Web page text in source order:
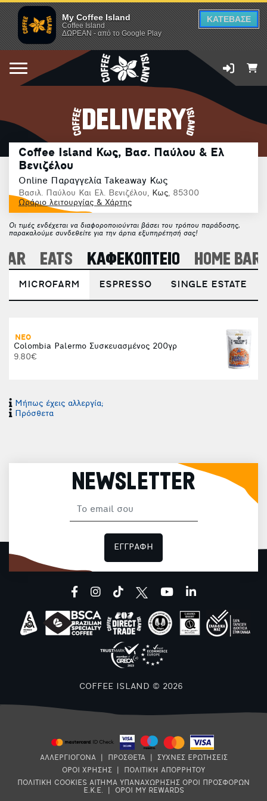
My Coffee Island
Coffee Island
ΔΩΡΕΑΝ - από το Google Play
ΚΑΤΕΒΑΣΕ
DELIVERY
Coffee Island Κως, Βασ. Παύλου & Ελ
Βενιζέλου
Online Παραγγελία Takeaway Κως
Βασιλ. Παύλου Και Ελ. Βενιζέλου, Κως, 85300
Ωράριο λειτουργίας & Χάρτης
Οι τιμές ενδέχεται να διαφοροποιούνται βάσει του τρόπου παράδοσης,
παρακαλούμε συνδεθείτε για την άρτια εξυπηρέτησή σας!
EATS ΚΑΦΕΚΟΠΤΕΙΟ HOME
MICROFARM ESPRESSO SINGLE ESTATE
ΝΕΟ
Colombia Palermo Συσκευασμένος 200γρ
9.80€
Μήπως έχεις αλλεργία;
Πρόσθετα
NEWSLETTER
ΕΓΓΡΑΦΗ
facebookinstagram
tiktok youtubelinkedin
COFFEE ISLAND © 2026
ΑΛΛΕΡΓΙΟΓΟΝΑ ΠΡΟΣΘΕΤΑ
ΣΥΧΝΕΣ ΕΡΩΤΗΣΕΙΣ
ΟΡΟΙ ΧΡΗΣΗΣ
ΠΟΛΙΤΙΚΗ ΑΠΟΡΡΗΤΟΥ
ΠΟΛΙΤΙΚΗ COOKIES ΑΙΤΗΜΑ ΥΠΑΝΑΧΩΡΗΣΗΣ ΟΡΟΙ ΠΡΟΣΦΟΡΩΝ
Ε.Κ.Ε.
ΟΡΟΙ MY REWARDS